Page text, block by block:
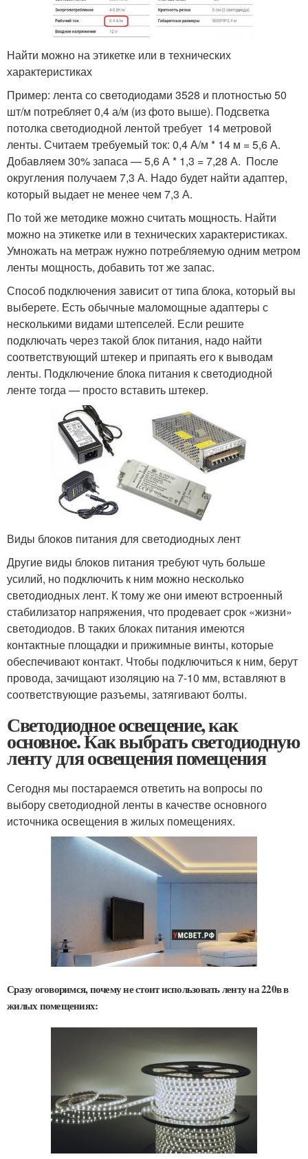
Найти можно на этикетке или в технических
характеристиках
Пример: лента со светодиодами 3528 и плотностью 50
шт/м потребляет 0,4 а/м (из фото выше). Подсветка
потолка светодиодной лентой требует 14 метровой
ленты. Считаем требуемый ток: 0,4 А/м * 14 м = 5,6 А.
Добавляем 30% запаса — 5,6 А * 1,3 = 7,28 А. После
округления получаем 7,3 А. Надо будет найти адаптер,
который выдает не менее чем 7,3 А.
По той же методике можно считать мощность. Найти
можно на этикетке или в технических характеристиках.
Умножать на метраж нужно потребляемую одним метром
ленты мощность, добавить тот же запас.
Способ подключения зависит от типа блока, который вы
выберете. Есть обычные маломощные адаптеры с
несколькими видами штепселей. Если решите
подключать через такой блок питания, надо найти
соответствующий штекер и припаять его к выводам
ленты. Подключение блока питания к светодиодной
ленте тогда — просто вставить штекер.
Виды блоков питания для светодиодных лент
Другие виды блоков питания требуют чуть больше
усилий, но подключить к ним можно несколько
светодиодных лент. К тому же они имеют встроенный
стабилизатор напряжения, что продевает срок «жизни»
светодиодов. В таких блоках питания имеются
контактные площадки и прижимные винты, которые
обеспечивают контакт. Чтобы подключиться к ним, берут
провода, зачищают изоляцию на 7-10 мм, вставляют в
соответствующие разъемы, затягивают болты.
Светодиодное освещение, как
основное. Как выбрать светодиодную
ленту для освещения помещения
Сегодня мы постараемся ответить на вопросы по
выбору светодиодной ленты в качестве основного
источника освещения в жилых помещениях.
Сразу оговоримся, почему не стоит использовать ленту на 220в в
жилых помещениях: